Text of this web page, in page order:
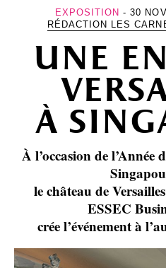
ABONNEMENT
EXPOSITION - 30
RÉDACTION LES
une
à
À l’occasion de
le château de
ESSEC
crée l’événement à